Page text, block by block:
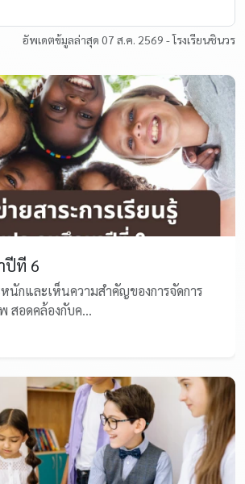
อัพเดตข้มูลล่าสุด 07 ส.ค. 2569 - โรงเรียนชินวร
ปีที่ 6
นักและเห็นความสำคัญของการจัดการ
สอดคล้องกับค...